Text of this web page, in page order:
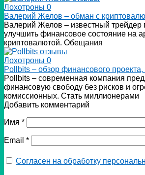
Лохотроны 0
Валерий Желов – обман с
Валерий Желов – известный трейдер
улучшить финансовое состояние на
криптовалютой. Обещания
Лохотроны 0
Pollbits – обзор финансового
Pollbits – современная компания
финансовую свободу без рисков и
комиссионных. Стать миллионерами
Добавить комментарий
Имя *
Email *
Согласен на обработку